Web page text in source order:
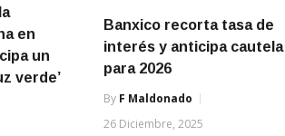
en
un
verde’
Banxico recorta tasa de
interés y anticipa cautela
para 2026
By F Maldonado
26 Diciembre, 2025